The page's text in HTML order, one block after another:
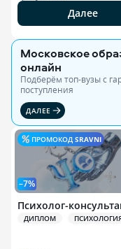
Далее
Московское
онлайн
Подберём топ-вузы c
поступления
ДАЛЕЕ
ПРОМОКОД SRAVNI
–7%
Психолог-
ДИПЛОМ